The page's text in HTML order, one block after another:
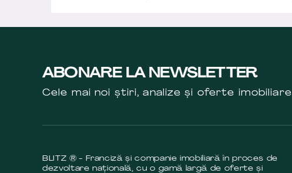
ABONARE LA NEWSLETTER
Cele mai noi știri, analize și oferte imobiliare
BLITZ ® - Franciză și companie imobiliară în proces de
dezvoltare națională, cu o gamă largă de oferte și